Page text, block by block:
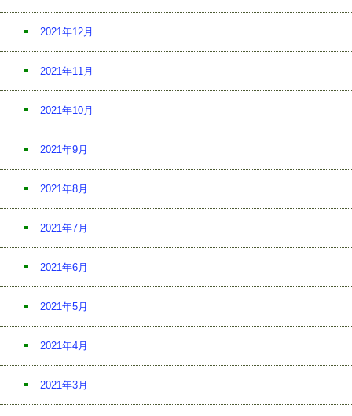
2021年12月
2021年11月
2021年10月
2021年9月
2021年8月
2021年7月
2021年6月
2021年5月
2021年4月
2021年3月